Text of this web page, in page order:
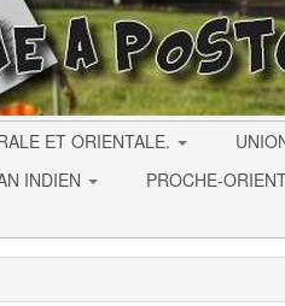
ET ORIENTALE.
INDIEN PROCHE-